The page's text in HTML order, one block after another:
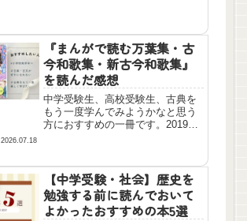
理解や将来のキャリアに繋がる考
え方が分かりやすく書かれた一冊
です。
『まんがで読む万葉集・古
今和歌集・新古今和歌集』
を読んだ感想
中学受験生、高校受験生、古典を
もう一度学んでみようかなと思う
方におすすめの一冊です。2019年
2026.07.18
【中学受験・社会】歴史を
勉強する前に読んでおいて
よかったおすすめの本5選